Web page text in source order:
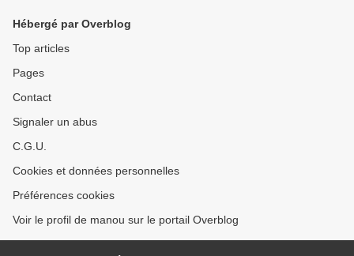
Hébergé par Overblog
Top articles
Pages
Contact
Signaler un abus
C.G.U.
Cookies et données personnelles
Préférences cookies
Voir le profil de manou sur le portail Overblog